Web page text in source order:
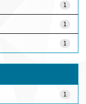
1
1
1
1